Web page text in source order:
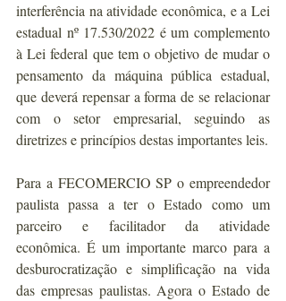
interferência na atividade econômica, e a Lei
estadual nº 17.530/2022 é um complemento
à Lei federal que tem o objetivo de mudar o
pensamento da máquina pública estadual,
que deverá repensar a forma de se relacionar
com o setor empresarial, seguindo as
diretrizes e princípios destas importantes leis.
Para a FECOMERCIO SP o empreendedor
paulista passa a ter o Estado como um
parceiro e facilitador da atividade
econômica. É um importante marco para a
desburocratização e simplificação na vida
das empresas paulistas. Agora o Estado de